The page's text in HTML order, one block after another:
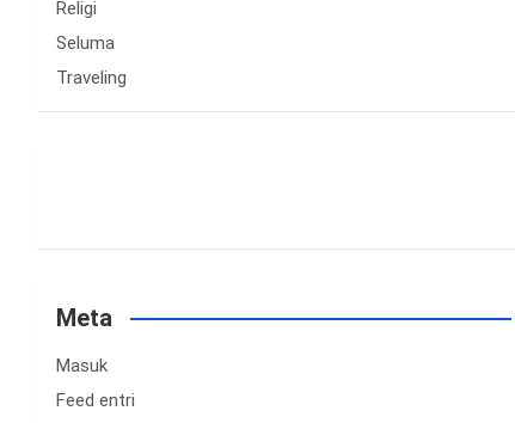
Religi
Seluma
Traveling
Meta
Masuk
Feed entri